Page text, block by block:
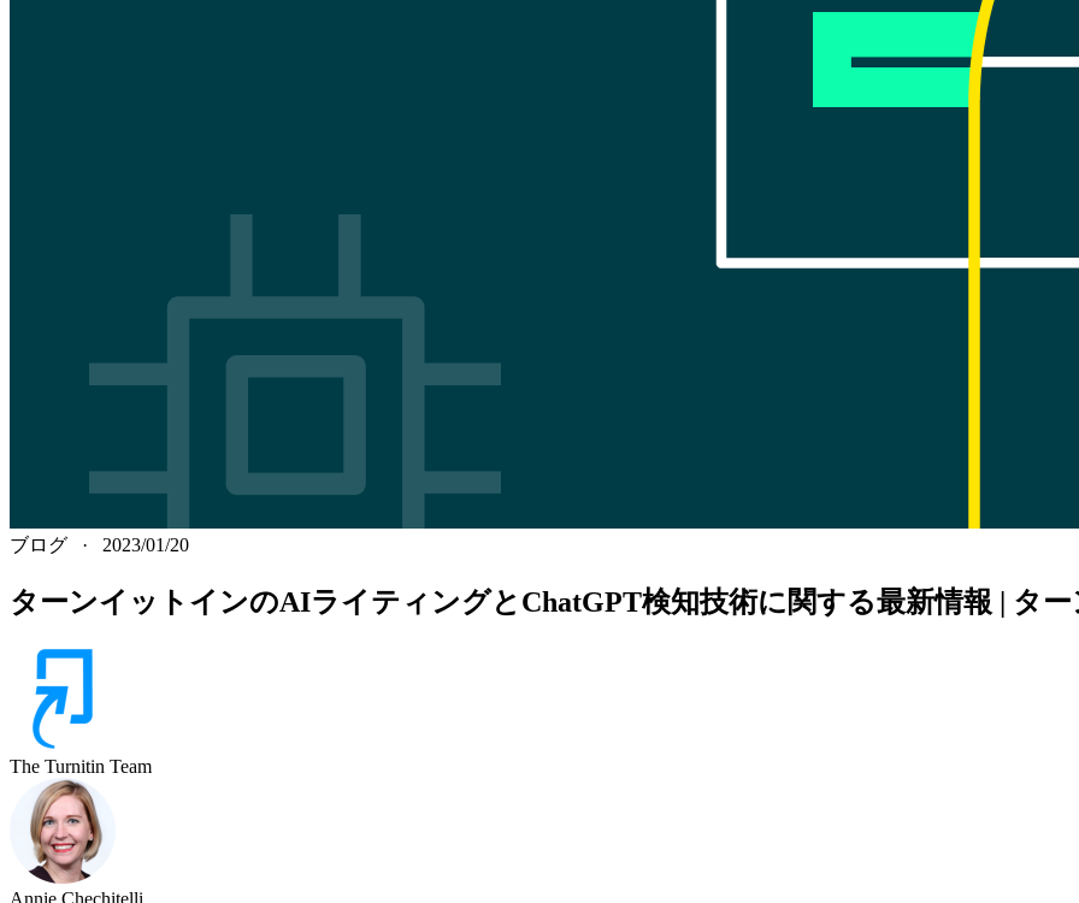
ブログ · 2023/01/20
ターンイットインのAIライティングとChatGPT検知技術に関する最新情報 | タ
The Turnitin Team
Annie Chechitelli